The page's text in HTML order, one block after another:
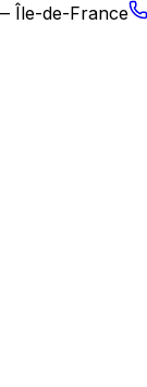
Île-de-France